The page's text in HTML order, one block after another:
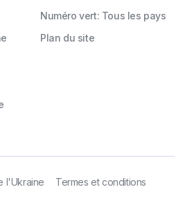
Numéro vert: Tous les pays
Plan du site
l'Ukraine
Termes et conditions